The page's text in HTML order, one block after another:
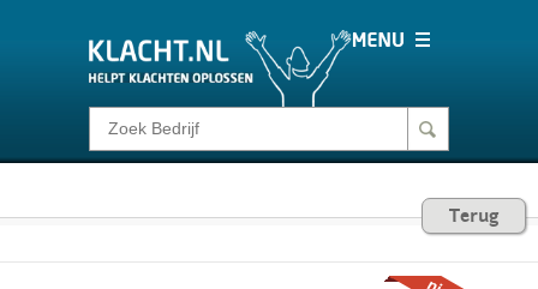
Klacht melden
Consumentenrecht Terug